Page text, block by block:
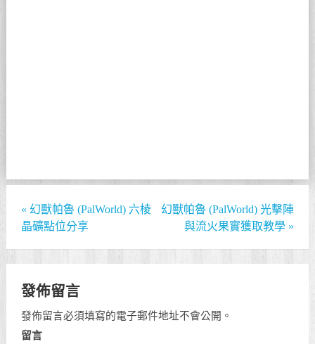
« 幻獸帕魯 (PalWorld) 六棱
晶礦點位分享
幻獸帕魯 (PalWorld) 光擊陣
與流火果實獲取教學 »
發佈留言
發佈留言必須填寫的電子郵件地址不會公開。
留言